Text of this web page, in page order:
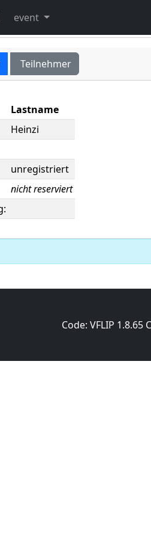
event
Teilnehmer
Lastname
Heinzi
unregistriert
nicht reserviert
Code: VFLIP